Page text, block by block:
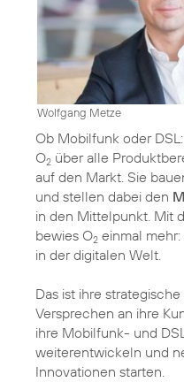
Wolfgang Metze
Ob Mobilfunk oder
O2 über alle
auf den Markt. Sie
und stellen dabei den
in den Mittelpunkt. Mit
bewies O2 einmal
in der digitalen Welt.
Das ist ihre
Versprechen an ihre
ihre Mobilfunk- und
weiterentwickeln und
Innovationen starten.